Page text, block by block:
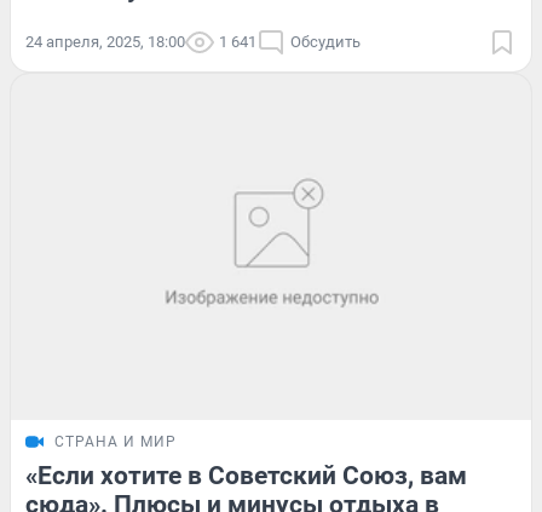
24 апреля, 2025, 18:00 1 641 Обсудить
СТРАНА И МИР
«Если хотите в Советский Союз, вам
сюда». Плюсы и минусы отдыха в